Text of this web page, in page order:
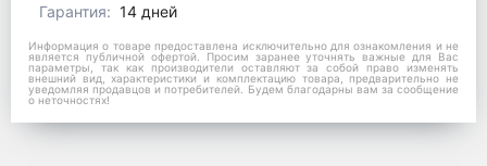
Гарантия: 14 дней
Информация о товаре предоставлена исключительно для ознакомления и не
является публичной офертой. Просим заранее уточнять важные для Вас
параметры, так как производители оставляют за собой право изменять
внешний вид, характеристики и комплектацию товара, предварительно не
уведомляя продавцов и потребителей. Будем благодарны вам за сообщение
о неточностях!